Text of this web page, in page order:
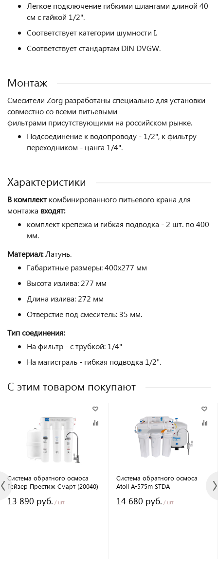
Легкое подключение гибкими шлангами длиной 40
см с гайкой 1/2".
Соответствует категории шумности I.
Соответствует стандартам DIN DVGW.
Монтаж
Смесители Zorg разработаны специально для установки
совместно со всеми питьевыми
фильтрами присутствующими на российском рынке.
Подсоединение к водопроводу - 1/2", к фильтру
переходником - цанга 1/4".
Характеристики
В комплект комбинированного питьевого крана для
монтажа входят:
комплект крепежа и гибкая подводка - 2 шт. по 400
мм.
Материал:Латунь.
Габаритные размеры: 400x277 мм
Высота излива: 277 мм
Длина излива: 272 мм
Отверстие под смеситель: 35 мм.
Тип соединения:
На фильтр - с трубкой: 1/4"
На магистраль - гибкая подводка 1/2".
С этим товаром покупают
Система обратного осмоса
Гейзер Престиж Смарт (20040)
13 890 руб. / шт
Система обратного осмоса
Atoll A-575m STDA
14 680 руб. / шт